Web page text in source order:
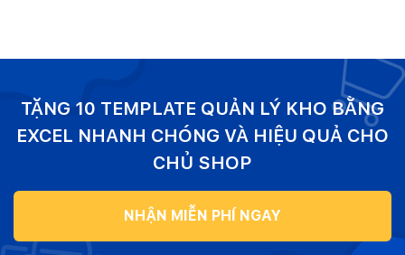
TẶNG 10 TEMPLATE QUẢN LÝ KHO BẰNG
EXCEL NHANH CHÓNG VÀ HIỆU QUẢ CHO
CHỦ SHOP
NHẬN MIỄN PHÍ NGAY